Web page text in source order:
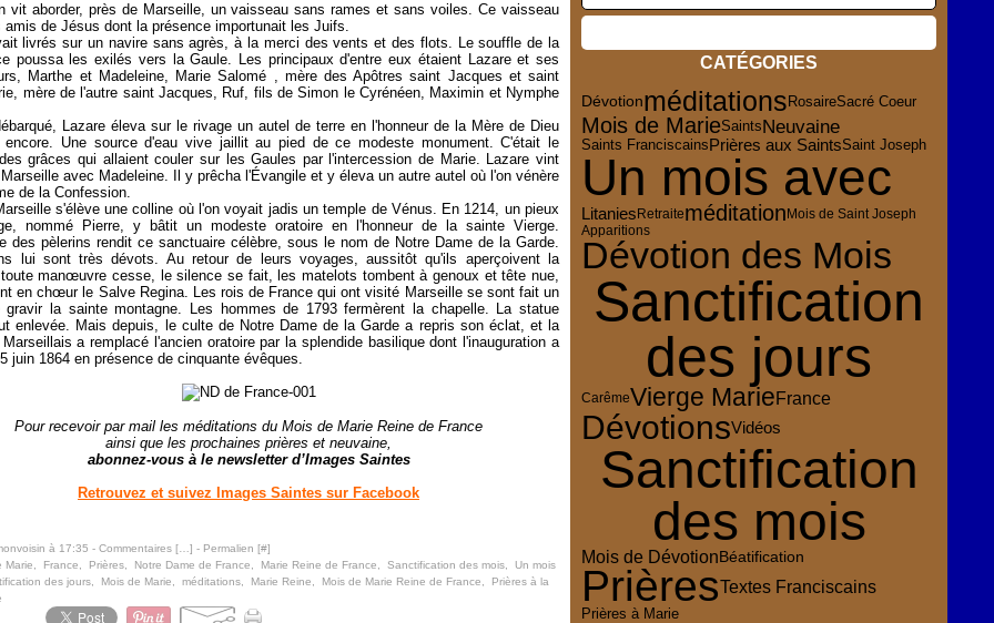
vit aborder, près de Marseille, un vaisseau sans rames et sans voiles. Ce vaisseau
amis de Jésus dont la présence importunait les Juifs.
livrés sur un navire sans agrès, à la merci des vents et des flots. Le souffle de la
poussa les exilés vers la Gaule. Les principaux d'entre eux étaient Lazare et ses
Marthe et Madeleine, Marie Salomé , mère des Apôtres saint Jacques et saint
mère de l'autre saint Jacques, Ruf, fils de Simon le Cyrénéen, Maximin et Nymphe
Lazare éleva sur le rivage un autel de terre en l'honneur de la Mère de Dieu
Une source d'eau vive jaillit au pied de ce modeste monument. C'était le
grâces qui allaient couler sur les Gaules par l'intercession de Marie. Lazare vint
avec Madeleine. Il y prêcha l'Évangile et y éleva un autre autel où l'on vénère
de la Confession.
s'élève une colline où l'on voyait jadis un temple de Vénus. En 1214, un pieux
nommé Pierre, y bâtit un modeste oratoire en l'honneur de la sainte Vierge.
des pèlerins rendit ce sanctuaire célèbre, sous le nom de Notre Dame de la Garde.
lui sont très dévots. Au retour de leurs voyages, aussitôt qu'ils aperçoivent la
manœuvre cesse, le silence se fait, les matelots tombent à genoux et tête nue,
en chœur le Salve Regina. Les rois de France qui ont visité Marseille se sont fait un
gravir la sainte montagne. Les hommes de 1793 fermèrent la chapelle. La statue
enlevée. Mais depuis, le culte de Notre Dame de la Garde a repris son éclat, et la
a remplacé l'ancien oratoire par la splendide basilique dont l'inauguration a
juin 1864 en présence de cinquante évêques.
Pour recevoir par mail les méditations du Mois de Marie Reine de France
ainsi que les prochaines prières et neuvaine,
abonnez-vous à le newsletter d’Images Saintes
Retrouvez et suivez Images Saintes sur Facebook
à 17:35 - Commentaires [ ] - Permalien [#]
Marie France Prières Notre Dame de France Marie Reine de France Sanctification des mois
Un mois
des jours Mois de Marie méditations Marie Reine Mois de Marie Reine de France
Prières à la
CATÉGORIES
DévotionméditationsRosaireSacré Coeur
Mois de MarieSaintsNeuvaine
Saints FranciscainsPrières aux SaintsSaint Joseph
Un mois avec
LitaniesRetraiteméditationMois de Saint Joseph
Apparitions
Dévotion des Mois
Sanctification
des jours
CarêmeVierge MarieFrance
DévotionsVidéos
Sanctification
des mois
Mois de DévotionBéatification
PrièresTextes Franciscains
Prières à Marie